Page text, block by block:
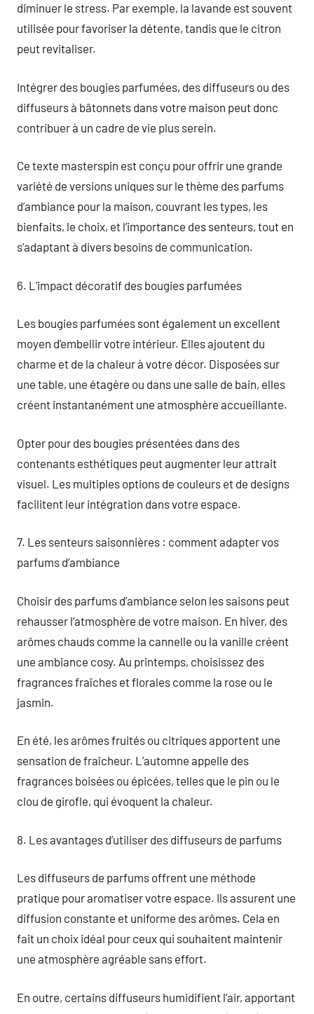
diminuer le stress. Par exemple, la lavande est souvent
utilisée pour favoriser la détente, tandis que le citron
peut revitaliser.
Intégrer des bougies parfumées, des diffuseurs ou des
diffuseurs à bâtonnets dans votre maison peut donc
contribuer à un cadre de vie plus serein.
Ce texte masterspin est conçu pour offrir une grande
variété de versions uniques sur le thème des parfums
d’ambiance pour la maison, couvrant les types, les
bienfaits, le choix, et l’importance des senteurs, tout en
s’adaptant à divers besoins de communication.
6. L’impact décoratif des bougies parfumées
Les bougies parfumées sont également un excellent
moyen d’embellir votre intérieur. Elles ajoutent du
charme et de la chaleur à votre décor. Disposées sur
une table, une étagère ou dans une salle de bain, elles
créent instantanément une atmosphère accueillante.
Opter pour des bougies présentées dans des
contenants esthétiques peut augmenter leur attrait
visuel. Les multiples options de couleurs et de designs
facilitent leur intégration dans votre espace.
7. Les senteurs saisonnières : comment adapter vos
parfums d’ambiance
Choisir des parfums d’ambiance selon les saisons peut
rehausser l’atmosphère de votre maison. En hiver, des
arômes chauds comme la cannelle ou la vanille créent
une ambiance cosy. Au printemps, choisissez des
fragrances fraîches et florales comme la rose ou le
jasmin.
En été, les arômes fruités ou citriques apportent une
sensation de fraîcheur. L’automne appelle des
fragrances boisées ou épicées, telles que le pin ou le
clou de girofle, qui évoquent la chaleur.
8. Les avantages d’utiliser des diffuseurs de parfums
Les diffuseurs de parfums offrent une méthode
pratique pour aromatiser votre espace. Ils assurent une
diffusion constante et uniforme des arômes. Cela en
fait un choix idéal pour ceux qui souhaitent maintenir
une atmosphère agréable sans effort.
En outre, certains diffuseurs humidifient l’air, apportant